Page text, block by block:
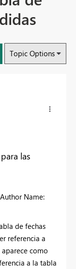
Topic Options
las
Name:
de fechas
referencia a
como
a la tabla